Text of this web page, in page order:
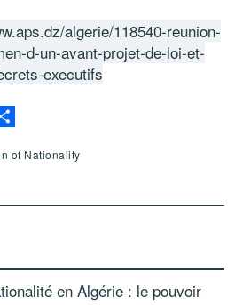
algerie/118540-reunion-
d-un-avant-projet-de-loi-et-
executifs
of Nationality
en Algérie : le pouvoir